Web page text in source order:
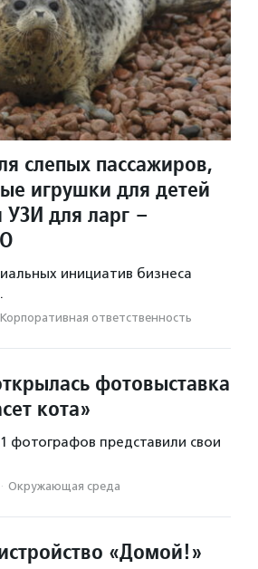
слепых пассажиров,
игрушки для детей
УЗИ для ларг –
инициатив бизнеса
Корпоративная ответственность
фотовыставка
кота»
фотографов представили свои
· Окружающая среда
«Домой!»